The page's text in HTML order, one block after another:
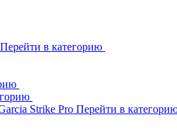
Перейти в категорию
Strike Pro Перейти в